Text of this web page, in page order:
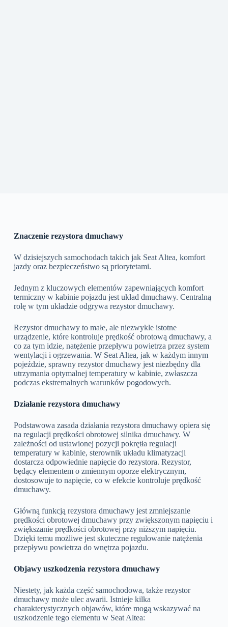
Znaczenie rezystora dmuchawy
W dzisiejszych samochodach takich jak Seat Altea, komfort
jazdy oraz bezpieczeństwo są priorytetami.
Jednym z kluczowych elementów zapewniających komfort
termiczny w kabinie pojazdu jest układ dmuchawy. Centralną
rolę w tym układzie odgrywa rezystor dmuchawy.
Rezystor dmuchawy to małe, ale niezwykle istotne
urządzenie, które kontroluje prędkość obrotową dmuchawy, a
co za tym idzie, natężenie przepływu powietrza przez system
wentylacji i ogrzewania. W Seat Altea, jak w każdym innym
pojeździe, sprawny rezystor dmuchawy jest niezbędny dla
utrzymania optymalnej temperatury w kabinie, zwłaszcza
podczas ekstremalnych warunków pogodowych.
Działanie rezystora dmuchawy
Podstawowa zasada działania rezystora dmuchawy opiera się
na regulacji prędkości obrotowej silnika dmuchawy. W
zależności od ustawionej pozycji pokrętła regulacji
temperatury w kabinie, sterownik układu klimatyzacji
dostarcza odpowiednie napięcie do rezystora. Rezystor,
będący elementem o zmiennym oporze elektrycznym,
dostosowuje to napięcie, co w efekcie kontroluje prędkość
dmuchawy.
Główną funkcją rezystora dmuchawy jest zmniejszanie
prędkości obrotowej dmuchawy przy zwiększonym napięciu i
zwiększanie prędkości obrotowej przy niższym napięciu.
Dzięki temu możliwe jest skuteczne regulowanie natężenia
przepływu powietrza do wnętrza pojazdu.
Objawy uszkodzenia rezystora dmuchawy
Niestety, jak każda część samochodowa, także rezystor
dmuchawy może ulec awarii. Istnieje kilka
charakterystycznych objawów, które mogą wskazywać na
uszkodzenie tego elementu w Seat Altea: